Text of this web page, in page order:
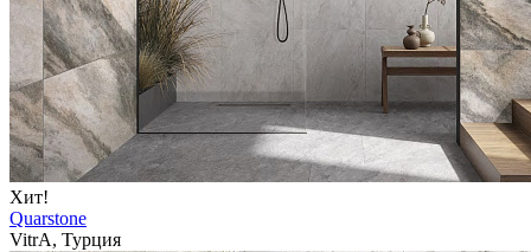
Хит!
Quarstone
VitrA, Турция